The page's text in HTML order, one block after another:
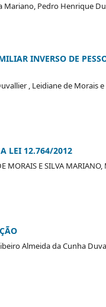
Mariano, Pedro Henrique
INVERSO DE
, Leidiane de Morais
LEI 12.764/2012
E SILVA MARIANO,
Almeida da Cunha